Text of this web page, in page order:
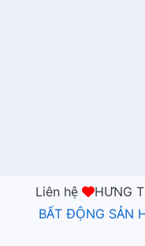
Liên hệ HƯNG
BẤT ĐỘNG SẢN